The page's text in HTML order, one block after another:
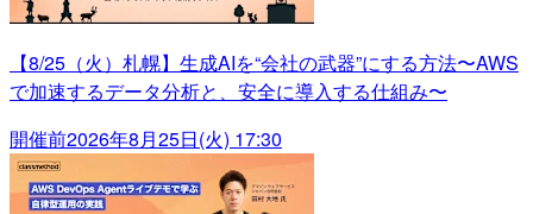
【8/25（火）札幌】生成AIを“会社の武器”にする方法〜AWS
で加速するデータ分析と、安全に導入する仕組み〜
開催前2026年8月25日(火) 17:30